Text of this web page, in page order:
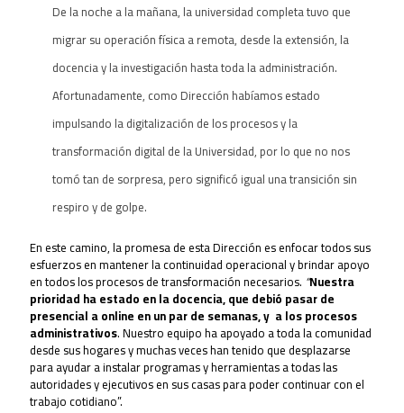
De la noche a la mañana, la universidad completa tuvo que
migrar su operación física a remota, desde la extensión, la
docencia y la investigación hasta toda la administración.
Afortunadamente, como Dirección habíamos estado
impulsando la digitalización de los procesos y la
transformación digital de la Universidad, por lo que no nos
tomó tan de sorpresa, pero significó igual una transición sin
respiro y de golpe.
En este camino, la promesa de esta Dirección es enfocar todos sus
esfuerzos en mantener la continuidad operacional y brindar apoyo
en todos los procesos de transformación necesarios. “Nuestra
prioridad ha estado en la docencia, que debió pasar de
presencial a online en un par de semanas, y a los procesos
administrativos. Nuestro equipo ha apoyado a toda la comunidad
desde sus hogares y muchas veces han tenido que desplazarse
para ayudar a instalar programas y herramientas a todas las
autoridades y ejecutivos en sus casas para poder continuar con el
trabajo cotidiano”.